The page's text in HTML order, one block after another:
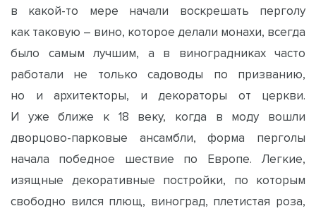
в какой-то мере начали воскрешать перголу
как таковую – вино, которое делали монахи, всегда
было самым лучшим, а в виноградниках часто
работали не только садоводы по призванию,
но и архитекторы, и декораторы от церкви.
И уже ближе к 18 веку, когда в моду вошли
дворцово-парковые ансамбли, форма перголы
начала победное шествие по Европе. Легкие,
изящные декоративные постройки, по которым
свободно вился плющ, виноград, плетистая роза,